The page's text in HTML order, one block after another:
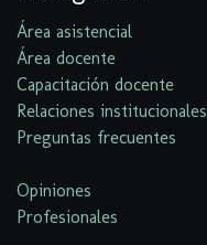
Área asistencial
Área docente
Capacitación docente
Relaciones institucionales
Preguntas frecuentes
Opiniones
Profesionales